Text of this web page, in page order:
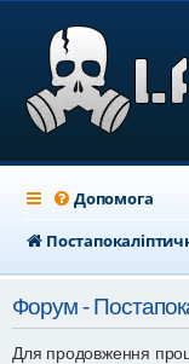
Допомога
Форум -
Для продовження